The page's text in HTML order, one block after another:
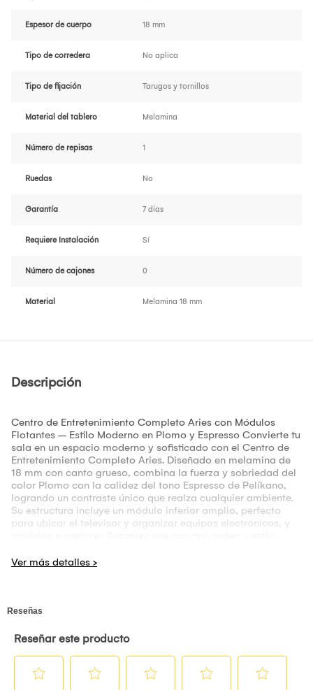
Espesor de cuerpo 18 mm
Tipo de corredera No aplica
Tipo de fijación Tarugos y tornillos
Material del tablero Melamina
Número de repisas 1
Ruedas No
Garantía 7 días
Requiere Instalación Sí
Número de cajones 0
Material Melamina 18 mm
Descripción
Centro de Entretenimiento Completo Aries con Módulos
Flotantes – Estilo Moderno en Plomo y Espresso Convierte tu
sala en un espacio moderno y sofisticado con el Centro de
Entretenimiento Completo Aries. Diseñado en melamina de
18 mm con canto grueso, combina la fuerza y sobriedad del
color Plomo con la calidez del tono Espresso de Pelíkano,
logrando un contraste único que realza cualquier ambiente.
Su estructura incluye un módulo inferior amplio, perfecto
para ubicar el televisor y organizar equipos electrónicos, y
accesorios siempre a la mano. La disposición flotante brinda
fabricado a pedido No se aceptan cancelaciones por
entrega armado No incluye servicio de instalación No
Las imágenes son referenciales y pueden incluir elementos
de ambientación no incluidos El tono del color puede variar
levemente según la iluminación Producto no sujeto a